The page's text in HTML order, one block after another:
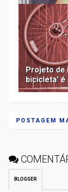
Projeto de
bicicleta' é
POSTAGEM
BLOGGER